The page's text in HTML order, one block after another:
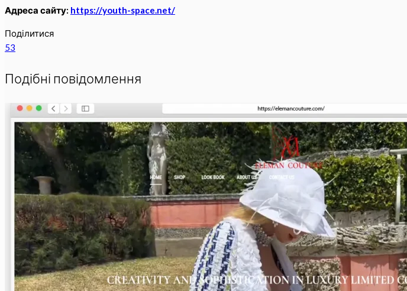
Адреса сайту: https://youth-space.net/
Поділитися
53
Подібні повідомлення